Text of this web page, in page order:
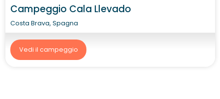
Campeggio Cala Llevado
Costa Brava, Spagna
Vedi il campeggio